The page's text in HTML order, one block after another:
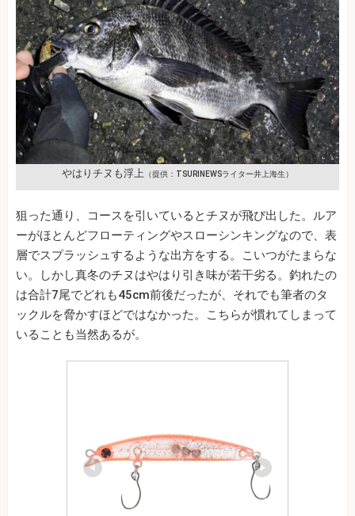
やはりチヌも浮上 （提供：TSURINEWSライター井上海生）
狙った通り、コースを引いているとチヌが飛び出した。ルア
ーがほとんどフローティングやスローシンキングなので、表
層でスプラッシュするような出方をする。こいつがたまらな
い。しかし真冬のチヌはやはり引き味が若干劣る。釣れたの
は合計7尾でどれも45cm前後だったが、それでも筆者のタ
ックルを脅かすほどではなかった。こちらが慣れてしまって
いることも当然あるが。